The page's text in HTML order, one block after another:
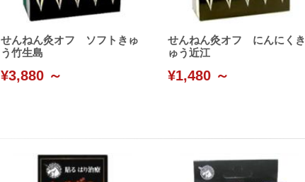
せんねん灸オフ ソフトきゅ
う竹生島
¥3,880 ～
せんねん灸オフ にんにくき
ゅう近江
¥1,480 ～